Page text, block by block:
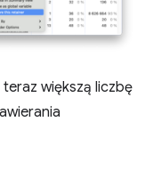
większą liczbę